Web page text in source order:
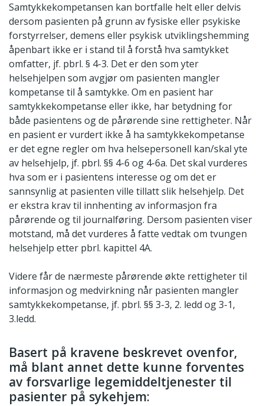
Samtykkekompetansen kan bortfalle helt eller delvis
dersom pasienten på grunn av fysiske eller psykiske
forstyrrelser, demens eller psykisk utviklingshemming
åpenbart ikke er i stand til å forstå hva samtykket
omfatter, jf. pbrl. § 4-3. Det er den som yter
helsehjelpen som avgjør om pasienten mangler
kompetanse til å samtykke. Om en pasient har
samtykkekompetanse eller ikke, har betydning for
både pasientens og de pårørende sine rettigheter. Når
en pasient er vurdert ikke å ha samtykkekompetanse
er det egne regler om hva helsepersonell kan/skal yte
av helsehjelp, jf. pbrl. §§ 4-6 og 4-6a. Det skal vurderes
hva som er i pasientens interesse og om det er
sannsynlig at pasienten ville tillatt slik helsehjelp. Det
er ekstra krav til innhenting av informasjon fra
pårørende og til journalføring. Dersom pasienten viser
motstand, må det vurderes å fatte vedtak om tvungen
helsehjelp etter pbrl. kapittel 4A.
Videre får de nærmeste pårørende økte rettigheter til
informasjon og medvirkning når pasienten mangler
samtykkekompetanse, jf. pbrl. §§ 3-3, 2. ledd og 3-1,
3.ledd.
Basert på kravene beskrevet ovenfor,
må blant annet dette kunne forventes
av forsvarlige legemiddeltjenester til
pasienter på sykehjem: